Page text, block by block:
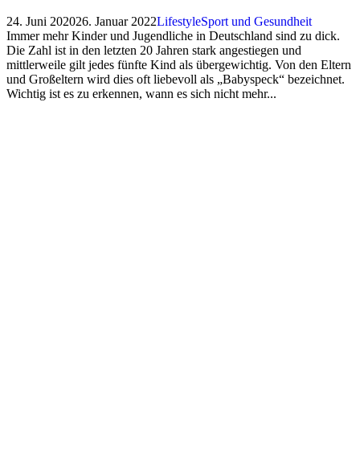
24. Juni 202026. Januar 2022LifestyleSport und Gesundheit
Immer mehr Kinder und Jugendliche in Deutschland sind zu dick.
Die Zahl ist in den letzten 20 Jahren stark angestiegen und
mittlerweile gilt jedes fünfte Kind als übergewichtig. Von den Eltern
und Großeltern wird dies oft liebevoll als „Babyspeck“ bezeichnet.
Wichtig ist es zu erkennen, wann es sich nicht mehr...